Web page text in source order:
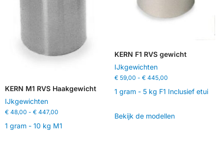
KERN M1 RVS Haakgewicht
IJkgewichten
€ 48,00 - € 447,00
1 gram - 10 kg M1
KERN F1 RVS gewicht
IJkgewichten
€59,00 - €445,00
1 gram - 5 kg F1 Inclusief etui
Bekijk de modellen